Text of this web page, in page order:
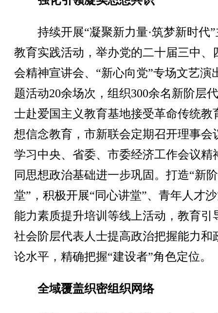
持续开展“凝聚新力量·筑梦新时代”
教育实践活动，举办党的二十届三中、
会精神宣讲会、“新心向党”专场文艺演
题活动20余场次，组织300余名新阶层
士赴爱国主义教育基地接受革命传统教
想信念教育，市新联会定期召开理事会
学习中央、省委、市委经济工作会议精
同思想政治基础进一步巩固。打造“新
堂”，积极开展“同心讲堂”、青年人才
能力素质提升培训等线上活动，教育引
社会阶层代表人士提高政治把握能力和
论水平，精确把握“建设者”角色定位。
全域覆盖织密组织网络